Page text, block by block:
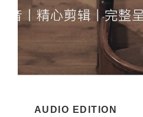
AUDIO EDITION